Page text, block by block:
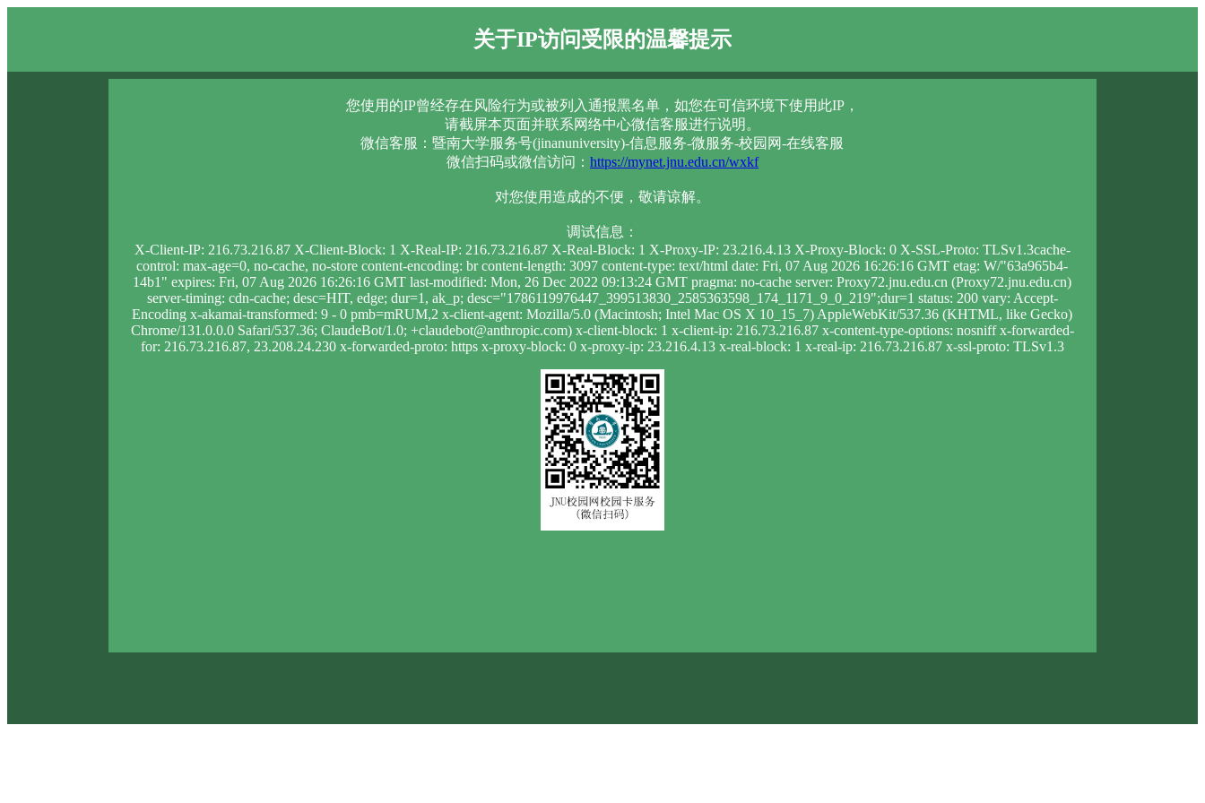
关于IP访问受限的温馨提示
您使用的IP曾经存在风险行为或被列入通报黑名单，如您在可信环境下使用此IP，
请截屏本页面并联系网络中心微信客服进行说明。
微信客服：暨南大学服务号(jinanuniversity)-信息服务-微服务-校园网-在线客服
微信扫码或微信访问： https://mynet.jnu.edu.cn/wxkf
对您使用造成的不便，敬请谅解。
调试信息：
X-Client-IP: 216.73.216.87 X-Client-Block: 1 X-Real-IP: 216.73.216.87 X-Real-Block: 1 X-Proxy-IP: 23.216.4.13 X-Proxy-Block: 0 X-SSL-Proto: TLSv1.3cache-
control: max-age=0, no-cache, no-store content-encoding: br content-length: 3097 content-type: text/html date: Fri, 07 Aug 2026 16:26:16 GMT etag: W/"63a965b4-
14b1" expires: Fri, 07 Aug 2026 16:26:16 GMT last-modified: Mon, 26 Dec 2022 09:13:24 GMT pragma: no-cache server: Proxy72.jnu.edu.cn (Proxy72.jnu.edu.cn)
server-timing: cdn-cache; desc=HIT, edge; dur=1, ak_p; desc="1786119976447_399513830_2585363598_174_1171_9_0_219";dur=1 status: 200 vary: Accept-
Encoding x-akamai-transformed: 9 - 0 pmb=mRUM,2 x-client-agent: Mozilla/5.0 (Macintosh; Intel Mac OS X 10_15_7) AppleWebKit/537.36 (KHTML, like Gecko)
Chrome/131.0.0.0 Safari/537.36; ClaudeBot/1.0; +claudebot@anthropic.com) x-client-block: 1 x-client-ip: 216.73.216.87 x-content-type-options: nosniff x-forwarded-
for: 216.73.216.87, 23.208.24.230 x-forwarded-proto: https x-proxy-block: 0 x-proxy-ip: 23.216.4.13 x-real-block: 1 x-real-ip: 216.73.216.87 x-ssl-proto: TLSv1.3